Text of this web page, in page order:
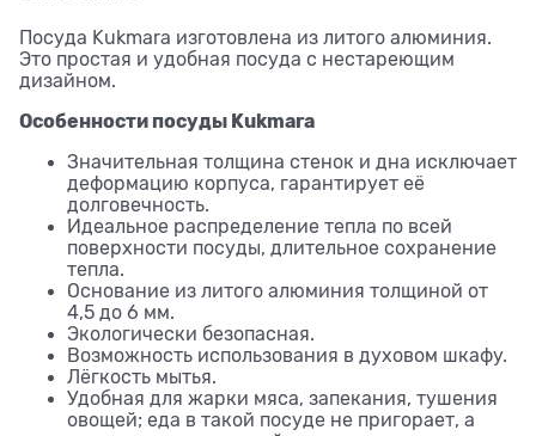
Посуда Kukmara изготовлена из литого алюминия.
Это простая и удобная посуда с нестареющим
дизайном.
Особенности посуды Kukmara
Значительная толщина стенок и дна исключает
деформацию корпуса, гарантирует её
долговечность.
Идеальное распределение тепла по всей
поверхности посуды, длительное сохранение
тепла.
Основание из литого алюминия толщиной от
4,5 до 6 мм.
Экологически безопасная.
Возможность использования в духовом шкафу.
Лёгкость мытья.
Удобная для жарки мяса, запекания, тушения
овощей; еда в такой посуде не пригорает, а